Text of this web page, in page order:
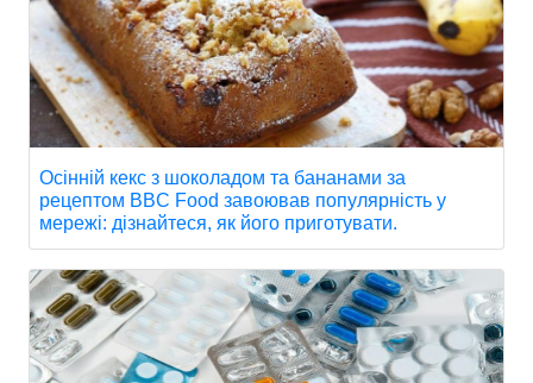
Осінній кекс з шоколадом та бананами за
рецептом BBC Food завоював популярність у
мережі: дізнайтеся, як його приготувати.